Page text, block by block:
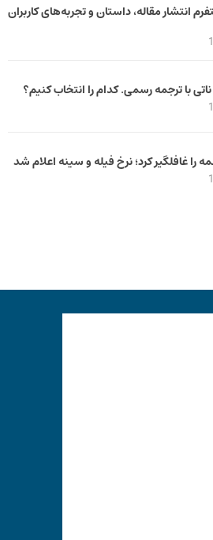
انتشار مقاله، داستان و تجربه‌های کاربران
با ترجمه رسمی. کدام را انتخاب کنیم؟
را غافلگیر کرد؛ نرخ فیله و سینه اعلام شد